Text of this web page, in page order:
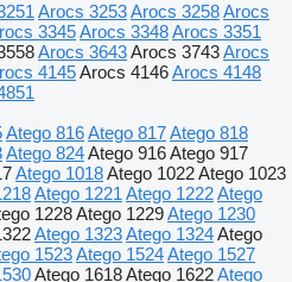
Arocs 3253Arocs 3258Arocs
3345Arocs 3348Arocs 3351
Arocs 3643Arocs 3743Arocs
4145Arocs 4146Arocs 4148
Atego 816Atego 817Atego 818
Atego 824Atego 916Atego 917
Atego 1018Atego 1022Atego 1023
Atego 1221 Atego 1222Atego
1228Atego 1229Atego 1230
Atego 1323Atego 1324Atego
1523Atego 1524Atego 1527
Atego 1618Atego 1622Atego